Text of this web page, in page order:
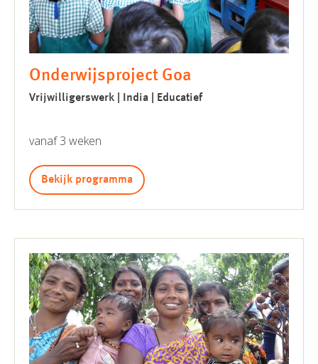
Onderwijsproject Goa
Vrijwilligerswerk | India | Educatief
vanaf 3 weken
Bekijk programma